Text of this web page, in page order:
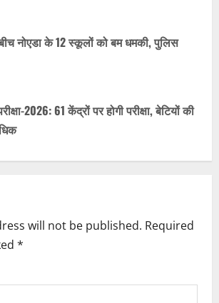
बीच नोएडा के 12 स्कूलों को बम धमकी, पुलिस
2026: 61 केंद्रों पर होगी परीक्षा, बेटियों की
will not be published. Required
*